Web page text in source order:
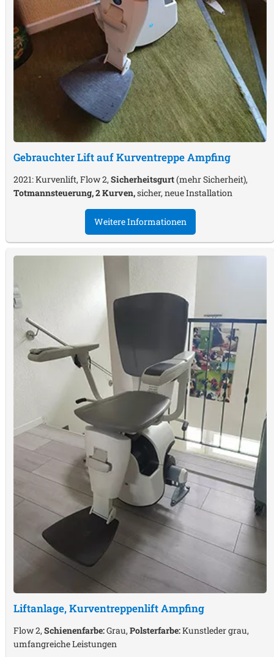
Gebrauchter Lift auf KurventreppeAmpfing
2021: Kurvenlift, Flow 2, Sicherheitsgurt(mehr Sicherheit),
Totmannsteuerung, 2 Kurven,sicher, neue Installation
Weitere Informationen
Liftanlage, KurventreppenliftAmpfing
Flow 2,Schienenfarbe:Grau,Polsterfarbe:Kunstleder grau,
umfangreiche Leistungen